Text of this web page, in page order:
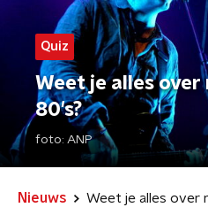
Quiz
Weet je alles over
80's?
foto: ANP
Nieuws Weet je alles over